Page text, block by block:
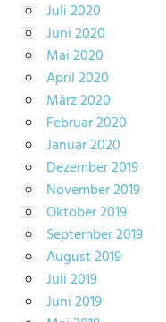
Juli 2020
Juni 2020
Mai 2020
April 2020
März 2020
Februar 2020
Januar 2020
Dezember 2019
November 2019
Oktober 2019
September 2019
August 2019
Juli 2019
Juni 2019